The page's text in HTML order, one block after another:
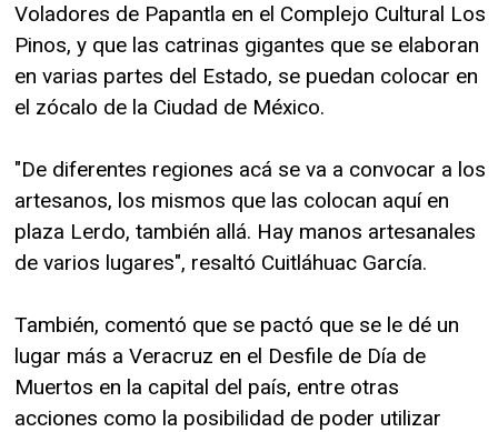
Voladores de Papantla en el Complejo Cultural Los
Pinos, y que las catrinas gigantes que se elaboran
en varias partes del Estado, se puedan colocar en
el zócalo de la Ciudad de México.
"De diferentes regiones acá se va a convocar a los
artesanos, los mismos que las colocan aquí en
plaza Lerdo, también allá. Hay manos artesanales
de varios lugares", resaltó Cuitláhuac García.
También, comentó que se pactó que se le dé un
lugar más a Veracruz en el Desfile de Día de
Muertos en la capital del país, entre otras
acciones como la posibilidad de poder utilizar